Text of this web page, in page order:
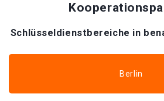
Schlüsseldienstbereiche in
Berlin